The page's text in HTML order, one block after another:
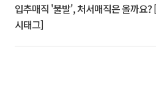
입추매직 '불발', 처서매직은 올까요?
시태그]